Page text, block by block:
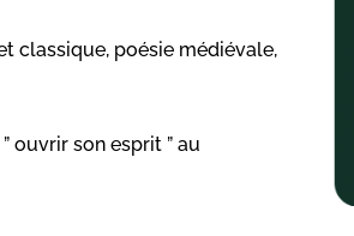
classique, poésie médiévale,
ouvrir son esprit ” au